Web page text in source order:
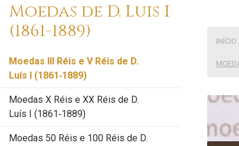
Moedas de D. Luis I
(1861-1889)
Moedas III Réis e V Réis de D.
Luís I (1861‑1889)
Moedas X Réis e XX Réis de D.
Luís I (1861‑1889)
Moedas 50 Réis e 100 Réis de D.
INÍCIO